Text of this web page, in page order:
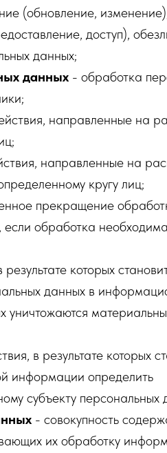
(обновление,
доступ),
данных;
данных - обработка
направленные на
направленные на
кругу лиц;
прекращение
обработка
которых
данных в
уничтожаются
в результате которых
информации определить
субъекту персональных
- совокупность
их обработку